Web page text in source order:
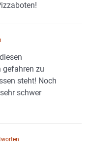
gefahren zu
steht! Noch
schwer